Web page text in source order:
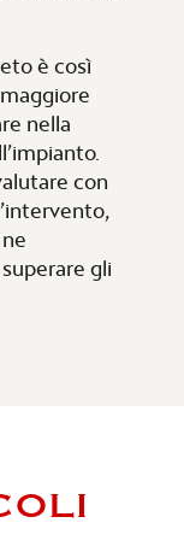
è così
nella
con
gli